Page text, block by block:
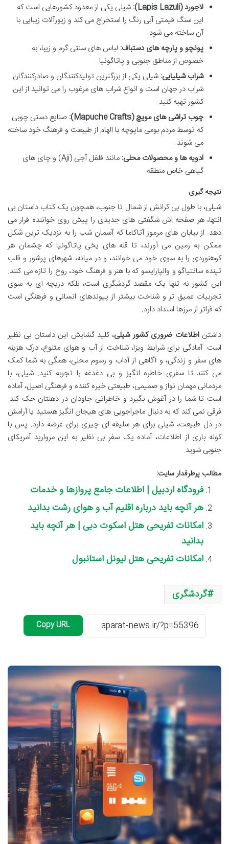
لاجورد (Lapis Lazuli):
شیلی یکی از معدود کشورهایی است که
این سنگ قیمتی آبی رنگ را استخراج می کند و زیورآلات زیبایی با
آن ساخته می شود.
پونچو و پارچه های دستباف: لباس های سنتی گرم و زیبا، به
خصوص از مناطق جنوبی و پاتاگونیا.
شراب شیلیایی: شیلی یکی از بزرگترین تولیدکنندگان و صادرکنندگان
شراب در جهان است و انواع شراب های مرغوب را می توانید از این
کشور تهیه کنید.
چوب تراشی های مویچ (Mapuche Crafts):
صنایع دستی چوبی
که توسط مردم بومی ماپوچه با الهام از طبیعت و فرهنگ خود ساخته
می شوند.
ادویه ها و محصولات محلی:
مانند فلفل آجی (Aji) و چای های
گیاهی خاص منطقه.
نتیجه گیری
شیلی، با طول بی کرانش از شمال تا جنوب، همچون یک کتاب داستان بی
انتها، هر صفحه اش شگفتی های جدیدی را پیش روی خواننده قرار می
دهد. از بیابان های مرموز آتاکاما که آسمان شب را به نزدیک ترین شکل
ممکن به زمین می آورند، تا قله های یخی پاتاگونیا که چشمان هر
کوهنوردی را به سوی خود می خوانند، و در میانه، شهرهای پرشور و قلب
تپنده سانتیاگو و والپارایسو که با هنر و فرهنگ خود، روح را تازه می کنند.
این کشور نه تنها یک مقصد گردشگری است، بلکه دریچه ای به سوی
تجربیات عمیق تر و شناخت بیشتر از پیوندهای انسانی و فرهنگی است
که فراتر از مرزها امتداد دارد.
داشتناطلاعات ضروری کشور شیلی، کلید گشایش این داستان بی نظیر
است. آمادگی برای شرایط ویزا، شناخت از آب و هوای متنوع، درک هزینه
های سفر و زندگی، و آگاهی از آداب و رسوم محلی، همگی به شما کمک
می کنند تا سفری خاطره انگیز و بی دغدغه را تجربه کنید. شیلی، با
مردمانی مهمان نواز و صمیمی، طبیعتی خیره کننده و فرهنگی اصیل، آماده
است تا شما را در آغوش بگیرد و خاطراتی جاودان در ذهنتان حک کند.
فرقی نمی کند که به دنبال ماجراجویی های هیجان انگیز هستید یا آرامش
در دل طبیعت، شیلی برای هر سلیقه ای چیزی برای عرضه دارد. پس با
کوله باری از اطلاعات، آماده یک سفر بی نظیر به این مروارید آمریکای
جنوبی شوید.
مطالب پرطرفدار سایت:
فرودگاه اردبیل | اطلاعات جامع پروازها و خدمات
هر آنچه باید درباره اقلیم آب و هوای رشت بدانید
امکانات تفریحی هتل اسکوت دبی | هر آنچه باید
بدانید
امکانات تفریحی هتل لیونل استانبول
گردشگری
Copy URL